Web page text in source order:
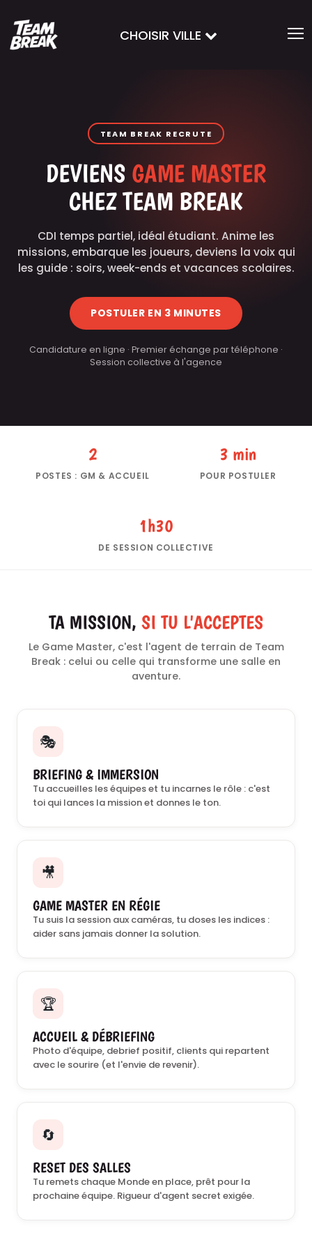
CHOISIR VILLE
TEAM BREAK RECRUTE
DEVIENS GAME MASTER
CHEZ TEAM BREAK
CDI temps partiel, idéal étudiant. Anime les
missions, embarque les joueurs, deviens la voix qui
les guide : soirs, week-ends et vacances scolaires.
POSTULER EN 3 MINUTES
Candidature en ligne · Premier échange par téléphone ·
Session collective à l'agence
2
POSTES : GM & ACCUEIL
3 min
POUR POSTULER
1h30
DE SESSION COLLECTIVE
TA MISSION, SI TU L'ACCEPTES
Le Game Master, c'est l'agent de terrain de Team
Break : celui ou celle qui transforme une salle en
aventure.
🎭
BRIEFING & IMMERSION
Tu accueilles les équipes et tu incarnes le rôle : c'est
toi qui lances la mission et donnes le ton.
🎥
GAME MASTER EN RÉGIE
Tu suis la session aux caméras, tu doses les indices :
aider sans jamais donner la solution.
🏆
ACCUEIL & DÉBRIEFING
Photo d'équipe, debrief positif, clients qui repartent
avec le sourire (et l'envie de revenir).
🔄
RESET DES SALLES
Tu remets chaque Monde en place, prêt pour la
prochaine équipe. Rigueur d'agent secret exigée.